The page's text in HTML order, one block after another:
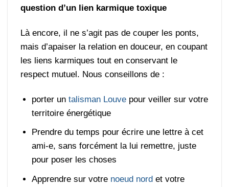
question d’un lien karmique toxique
Là encore, il ne s’agit pas de couper les ponts,
mais d’apaiser la relation en douceur, en coupant
les liens karmiques tout en conservant le
respect mutuel. Nous conseillons de :
porter untalisman Louve pour veiller sur votre
territoire énergétique
Prendre du temps pour écrire une lettre à cet
ami-e, sans forcément la lui remettre, juste
pour poser les choses
Apprendre sur votre noeud nordet votre